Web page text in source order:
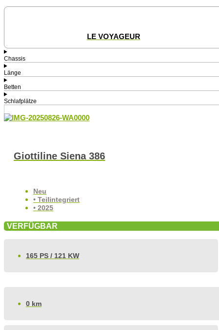
LE VOYAGEUR
Chassis
Länge
Betten
Schlafplätze
Giottiline Siena 386
Neu
• Teilintegriert
• 2025
VERFÜGBAR
165 PS / 121 KW
0 km